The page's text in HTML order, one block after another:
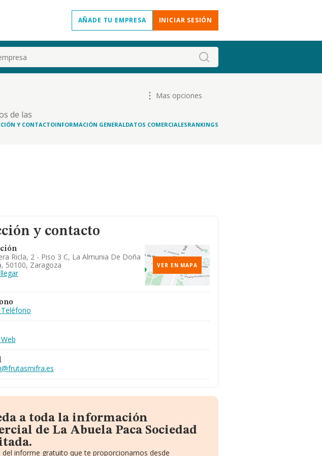
AÑADE TU EMPRESA INICIAR SESIÓN
de las
Mas opciones
Y CONTACTOINFORMACIÓN GENERALDATOS COMERCIALESRANKINGS
y contacto
Ricla, 2 - Piso 3 C, La Almunia De Doña
50100, Zaragoza
VER EN MAPA
a toda la información
de La Abuela Paca Sociedad
del informe gratuito que te proporcionamos desde